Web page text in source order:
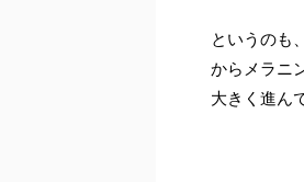
というのも
からメラニ
大きく進ん